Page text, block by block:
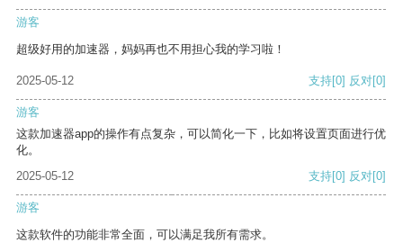
游客
超级好用的加速器，妈妈再也不用担心我的学习啦！
2025-05-12 支持[0] 反对[0]
游客
这款加速器app的操作有点复杂，可以简化一下，比如将设置页面进行优
化。
2025-05-12
支持[0] 反对[0]
游客
这款软件的功能非常全面，可以满足我所有需求。